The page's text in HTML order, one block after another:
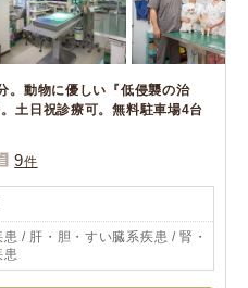
。動物に優しい『低侵襲の治
土日祝診療可。無料駐車場4台
9件
/ 肝・胆・すい臓系疾患 / 腎・
患